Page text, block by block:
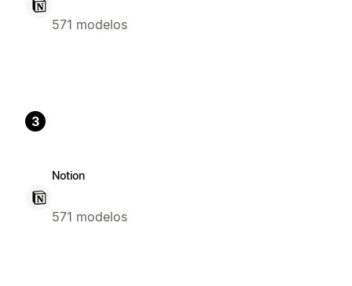
571 modelos
3
Notion
571 modelos